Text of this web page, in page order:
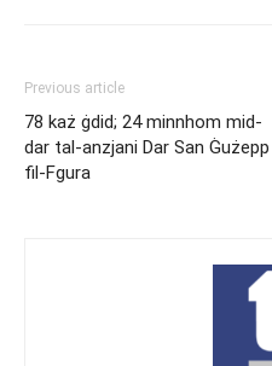
Previous article
78 każ ġdid; 24 minnhom mid-
dar tal-anzjani Dar San Ġużepp
fil-Fgura